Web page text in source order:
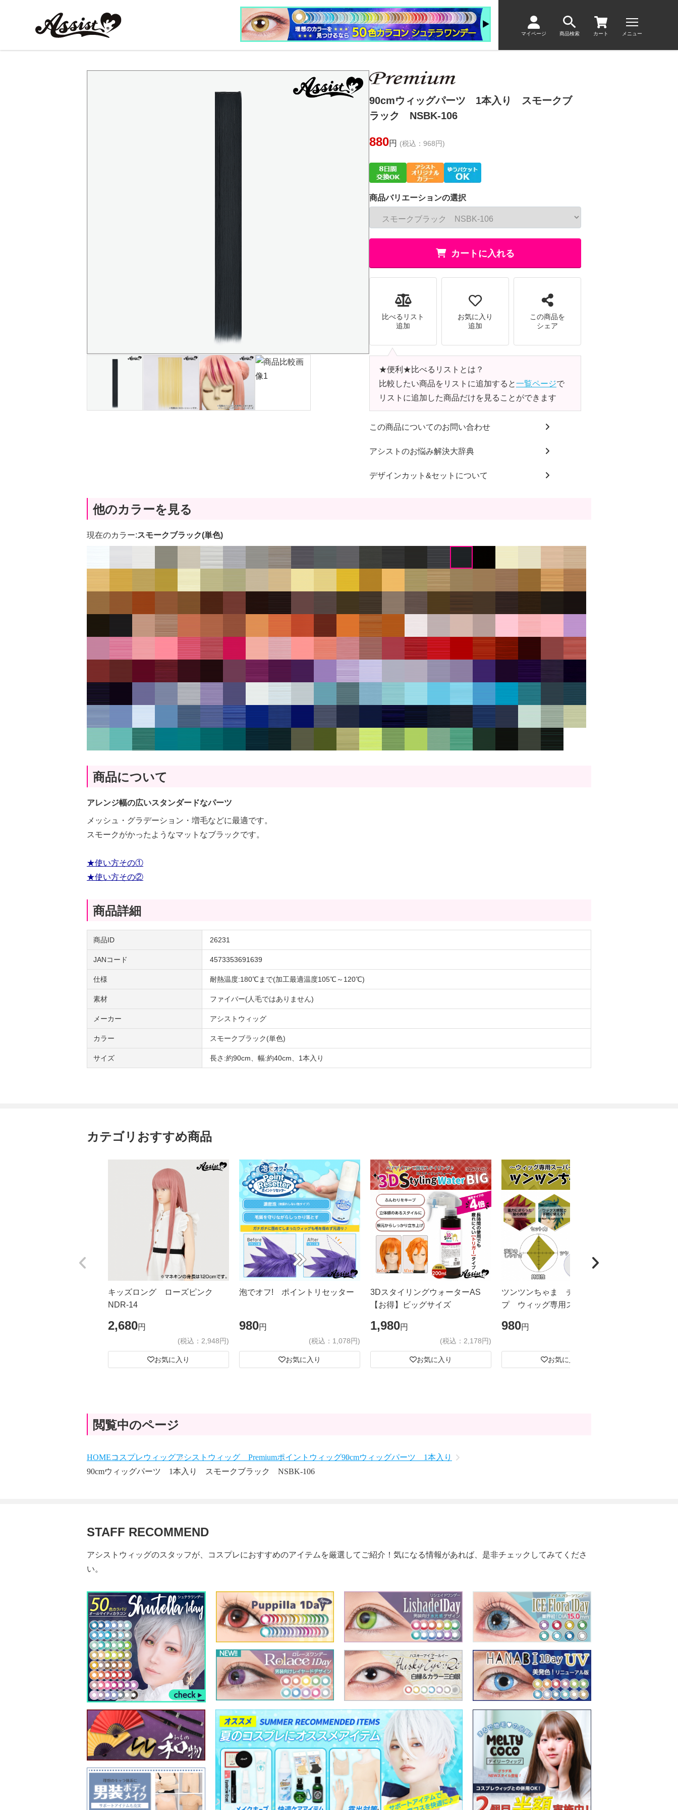
マイページ 商品検索 カート メニュー
90cmウィッグパーツ 1本入り スモークブ
ラック NSBK-106
880円 (税込：968円)
商品バリエーションの選択
カートに入れる
比べるリスト
追加
お気に入り
追加
この商品を
シェア
★便利★比べるリストとは？
比較したい商品をリストに追加すると一覧ページで
リストに追加した商品だけを見ることができます
この商品についてのお問い合わせ
アシストのお悩み解決大辞典
デザインカット&セットについて
他のカラーを見る
現在のカラー:スモークブラック(単色)
商品について
アレンジ幅の広いスタンダードなパーツ
メッシュ・グラデーション・増毛などに最適です。
スモークがかったようなマットなブラックです。
★使い方その①
★使い方その②
商品詳細
商品ID 26231
JANコード 4573353691639
仕様 耐熱温度:180℃まで(加工最適温度105℃～120℃)
素材 ファイバー(人毛ではありません)
メーカー アシストウィッグ
カラー スモークブラック(単色)
サイズ 長さ:約90cm、幅:約40cm、1本入り
カテゴリおすすめ商品
キッズロング ローズピンク
NDR-14
2,680円
(税込：2,948円)
お気に入り
泡でオフ! ポイントリセッター
980円
(税込：1,078円)
お気に入り
3DスタイリングウォーターAS
【お得】ビッグサイズ
1,980円
(税込：2,178円)
お気に入り
ツンツンちゃま チューブタイ
プ ウィッグ専用スーパーハード
980円
お気に入り
閲覧中のページ
HOMEコスプレウィッグアシストウィッグ Premiumポイントウィッグ90cmウィッグパーツ 1本入り
90cmウィッグパーツ 1本入り スモークブラック NSBK-106
STAFF RECOMMEND
アシストウィッグのスタッフが、コスプレにおすすめのアイテムを厳選してご紹介！気になる情報があれば、是非チェックしてみてくださ
い。